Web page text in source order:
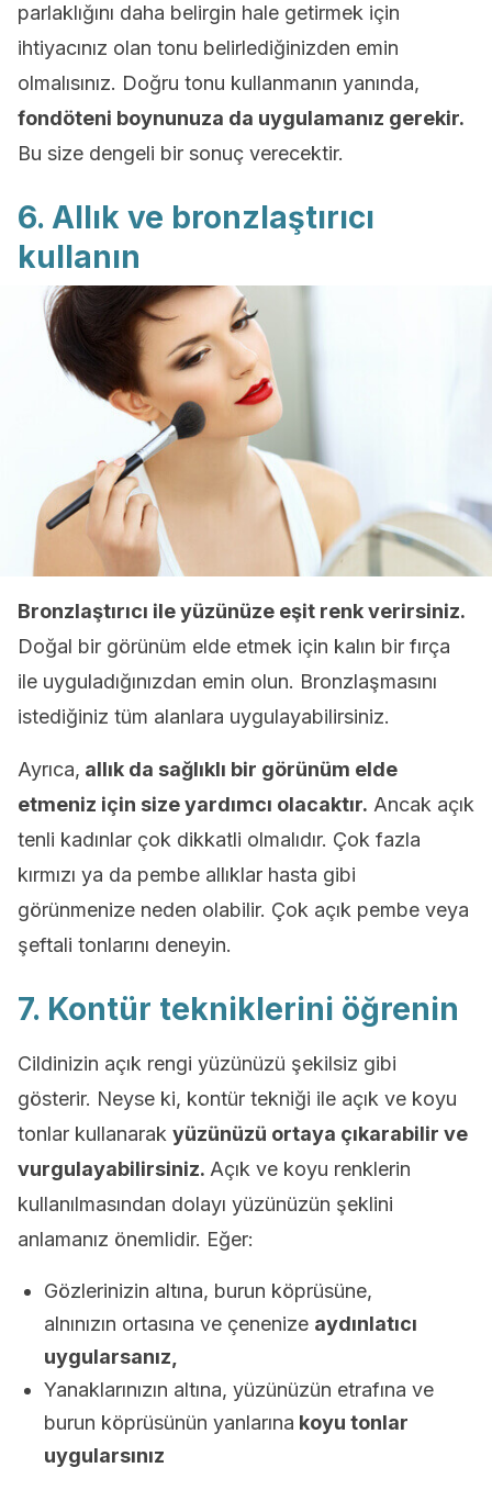
parlaklığını daha belirgin hale getirmek için
ihtiyacınız olan tonu belirlediğinizden emin
olmalısınız. Doğru tonu kullanmanın yanında,
fondöteni boynunuza da uygulamanız gerekir.
Bu size dengeli bir sonuç verecektir.
6. Allık ve bronzlaştırıcı
kullanın
Bronzlaştırıcı ile yüzünüze eşit renk verirsiniz.
Doğal bir görünüm elde etmek için kalın bir fırça
ile uyguladığınızdan emin olun. Bronzlaşmasını
istediğiniz tüm alanlara uygulayabilirsiniz.
Ayrıca, allık da sağlıklı bir görünüm elde
etmeniz için size yardımcı olacaktır. Ancak açık
tenli kadınlar çok dikkatli olmalıdır. Çok fazla
kırmızı ya da pembe allıklar hasta gibi
görünmenize neden olabilir. Çok açık pembe veya
şeftali tonlarını deneyin.
7. Kontür tekniklerini öğrenin
Cildinizin açık rengi yüzünüzü şekilsiz gibi
gösterir. Neyse ki, kontür tekniği ile açık ve koyu
tonlar kullanarak yüzünüzü ortaya çıkarabilir ve
vurgulayabilirsiniz. Açık ve koyu renklerin
kullanılmasından dolayı yüzünüzün şeklini
anlamanız önemlidir. Eğer:
Gözlerinizin altına, burun köprüsüne,
alnınızın ortasına ve çenenize aydınlatıcı
uygularsanız,
Yanaklarınızın altına, yüzünüzün etrafına ve
burun köprüsünün yanlarına koyu tonlar
uygularsınız